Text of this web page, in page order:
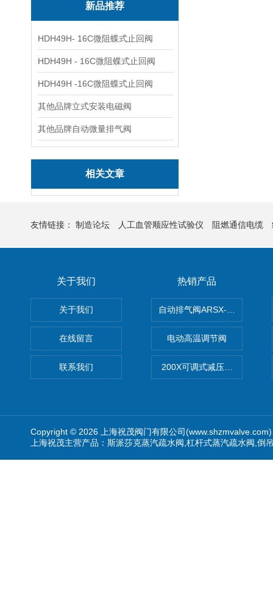
新品推荐
HDH49H- 16C微阻蝶式止回阀
HDH49H - 16C微阻蝶式止回阀
HDH49H -16C微阻蝶式止回阀
其他品牌立式安装电磁阀
其他品牌自动微量排气阀
相关文章
友情链接： 制造论坛 人工血管顺应性试验仪 阻燃通信电缆
关于我们
关于我们
在线留言
联系我们
热销产品
自动排气阀ARSX-0015/
电动高温调节阀
200X可调式减压阀（减压稳
Copyright © 2026 上海祝茂阀门有限公司
上海祝茂主营产品：斯派莎克蒸汽疏水阀,杠杆式蒸汽疏水阀,倒